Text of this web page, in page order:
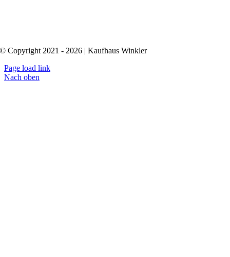
© Copyright 2021 - 2026 | Kaufhaus Winkler
Page load link
Nach oben